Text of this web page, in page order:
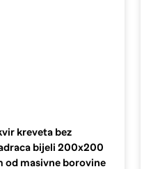
kreveta bez
bijeli 200x200
od masivne borovine